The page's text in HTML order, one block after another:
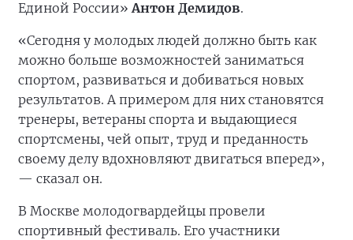
Единой России»Антон Демидов.
«Сегодня у молодых людей должно быть как
можно больше возможностей заниматься
спортом, развиваться и добиваться новых
результатов. А примером для них становятся
тренеры, ветераны спорта и выдающиеся
спортсмены, чей опыт, труд и преданность
своему делу вдохновляют двигаться вперед»,
— сказал он.
В Москве молодогвардейцы провели
спортивный фестиваль. Его участники